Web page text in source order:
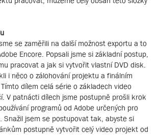
se zaměřili na další možnost exportu a to
Encore. Popsali jsme si základní postup,
pracovat a jak si vytvořit vlastní DVD disk.
i něco o zálohování projektu a finálním
dílem celá série o základech video
V patnácti dílech jsme postupně prošli krok
programů od Adobe určených pro
Snažil jsem se postupovat tak, abyste si
postupně vytvořit celý video projekt od